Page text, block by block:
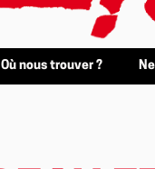
Où nous trouver ?